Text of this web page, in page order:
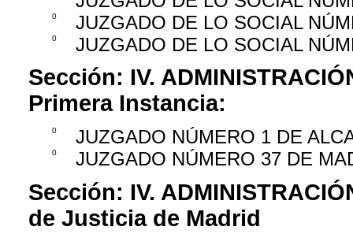
0 JUZGADO DE LO SOCIAL
0 JUZGADO DE LO SOCIAL
Sección: IV.
Primera Instancia:
0 JUZGADO NÚMERO 1 DE
0 JUZGADO NÚMERO 37 DE
Sección: IV.
de Justicia de Madrid